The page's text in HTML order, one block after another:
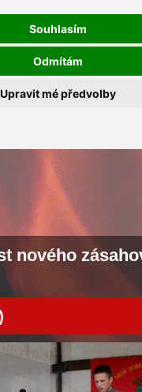
Souhlasím
Odmítám
Upravit mé předvolby
nového